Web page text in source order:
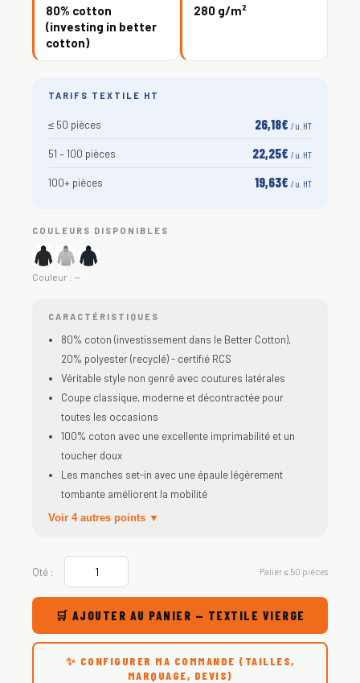
80% cotton
(investing in better
cotton)
280 g/m²
TARIFS TEXTILE HT
≤ 50 pièces 26,18€ / u. HT
51 – 100 pièces 22,25€ / u. HT
100+ pièces 19,63€ / u. HT
COULEURS DISPONIBLES
Couleur : —
CARACTÉRISTIQUES
80% coton (investissement dans le Better Cotton),
20% polyester (recyclé) - certifié RCS
Véritable style non genré avec coutures latérales
Coupe classique, moderne et décontractée pour
toutes les occasions
100% coton avec une excellente imprimabilité et un
toucher doux
Les manches set-in avec une épaule légèrement
tombante améliorent la mobilité
Voir 4 autres points ▼
Qté : Palier ≤ 50 pièces
🛒 AJOUTER AU PANIER — TEXTILE VIERGE
✨ CONFIGURER MA COMMANDE (TAILLES,
MARQUAGE, DEVIS)